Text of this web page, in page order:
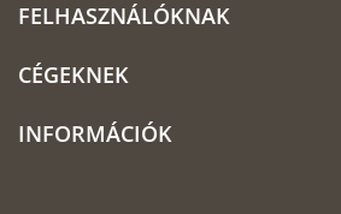
FELHASZNÁLÓKNAK
CÉGEKNEK
INFORMÁCIÓK